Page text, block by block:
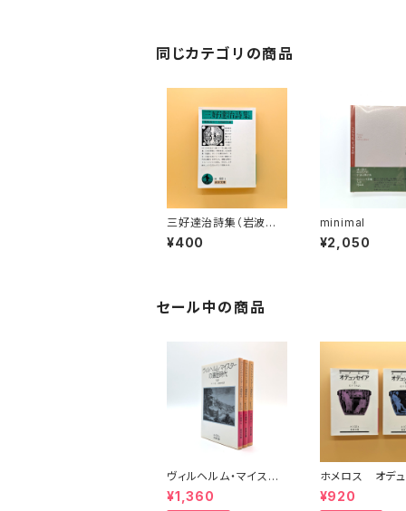
同じカテゴリの商品
三好達治詩集（岩波文
庫）
¥400
minimal
¥2,050
セール中の商品
ヴィルヘルム・マイスタ
ーの遍歴時代 (上)(中)
(下)（岩波文庫）
¥1,360
ホメロス オデュ
ア(上)(下) （岩波
¥920